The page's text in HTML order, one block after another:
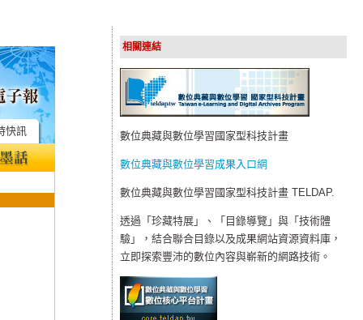
相關連結
數位典藏與數位學習國家型科技計畫
數位典藏與數位學習成果入口網
數位典藏與數位學習國家型科技計畫 TELDAP.
透過「珍藏特展」、「目錄導覽」與「技術體
驗」，結合聯合目錄以及成果網站資源資料庫，
立即探索豐沛的數位內容與嶄新的網路技術。
快訊